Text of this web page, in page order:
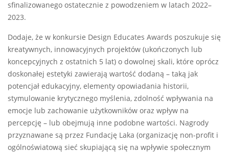
sfinalizowanego ostatecznie z powodzeniem w latach 2022–
2023.
Dodaje, że w konkursie Design Educates Awards poszukuje się
kreatywnych, innowacyjnych projektów (ukończonych lub
koncepcyjnych z ostatnich 5 lat) o dowolnej skali, które oprócz
doskonałej estetyki zawierają wartość dodaną – taką jak
potencjał edukacyjny, elementy opowiadania historii,
stymulowanie krytycznego myślenia, zdolność wpływania na
emocje lub zachowanie użytkowników oraz wpływ na
percepcję – lub obejmują inne podobne wartości. Nagrody
przyznawane są przez Fundację Laka (organizację non-profit i
ogólnoświatową sieć skupiającą się na wpływie społecznym